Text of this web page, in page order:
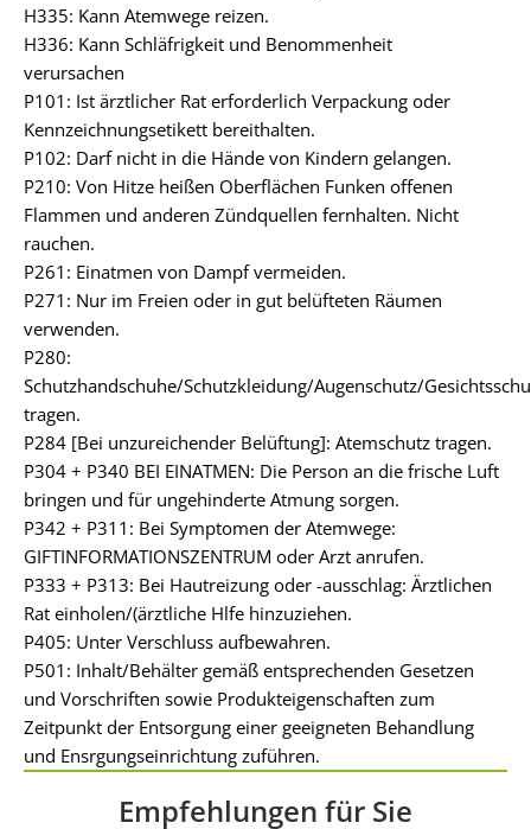
H335: Kann Atemwege reizen.
H336: Kann Schläfrigkeit und Benommenheit
verursachen
P101: Ist ärztlicher Rat erforderlich Verpackung oder
Kennzeichnungsetikett bereithalten.
P102: Darf nicht in die Hände von Kindern gelangen.
P210: Von Hitze heißen Oberflächen Funken offenen
Flammen und anderen Zündquellen fernhalten. Nicht
rauchen.
P261: Einatmen von Dampf vermeiden.
P271: Nur im Freien oder in gut belüfteten Räumen
verwenden.
P280:
Schutzhandschuhe/Schutzkleidung/Augenschutz/
tragen.
P284 [Bei unzureichender Belüftung]: Atemschutz tragen.
P304 + P340 BEI EINATMEN: Die Person an die frische Luft
bringen und für ungehinderte Atmung sorgen.
P342 + P311: Bei Symptomen der Atemwege:
GIFTINFORMATIONSZENTRUM oder Arzt anrufen.
P333 + P313: Bei Hautreizung oder -ausschlag: Ärztlichen
Rat einholen/(ärztliche Hlfe hinzuziehen.
P405: Unter Verschluss aufbewahren.
P501: Inhalt/Behälter gemäß entsprechenden Gesetzen
und Vorschriften sowie Produkteigenschaften zum
Zeitpunkt der Entsorgung einer geeigneten Behandlung
und Ensrgungseinrichtung zuführen.
Empfehlungen für Sie